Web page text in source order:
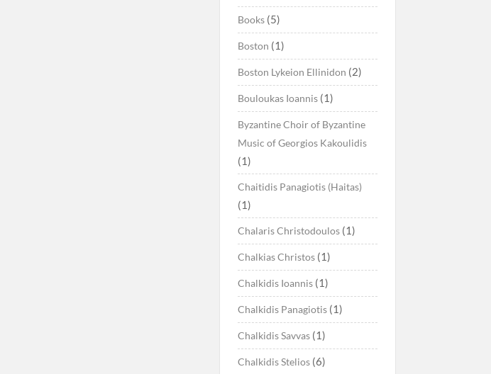
Books(5)
Boston (1)
Boston Lykeion Ellinidon (2)
Bouloukas Ioannis(1)
Byzantine Choir of Byzantine
Music of Georgios Kakoulidis
(1)
Chaitidis Panagiotis (Haitas)
(1)
Chalaris Christodoulos(1)
Chalkias Christos(1)
Chalkidis Ioannis(1)
Chalkidis Panagiotis(1)
Chalkidis Savvas(1)
Chalkidis Stelios(6)